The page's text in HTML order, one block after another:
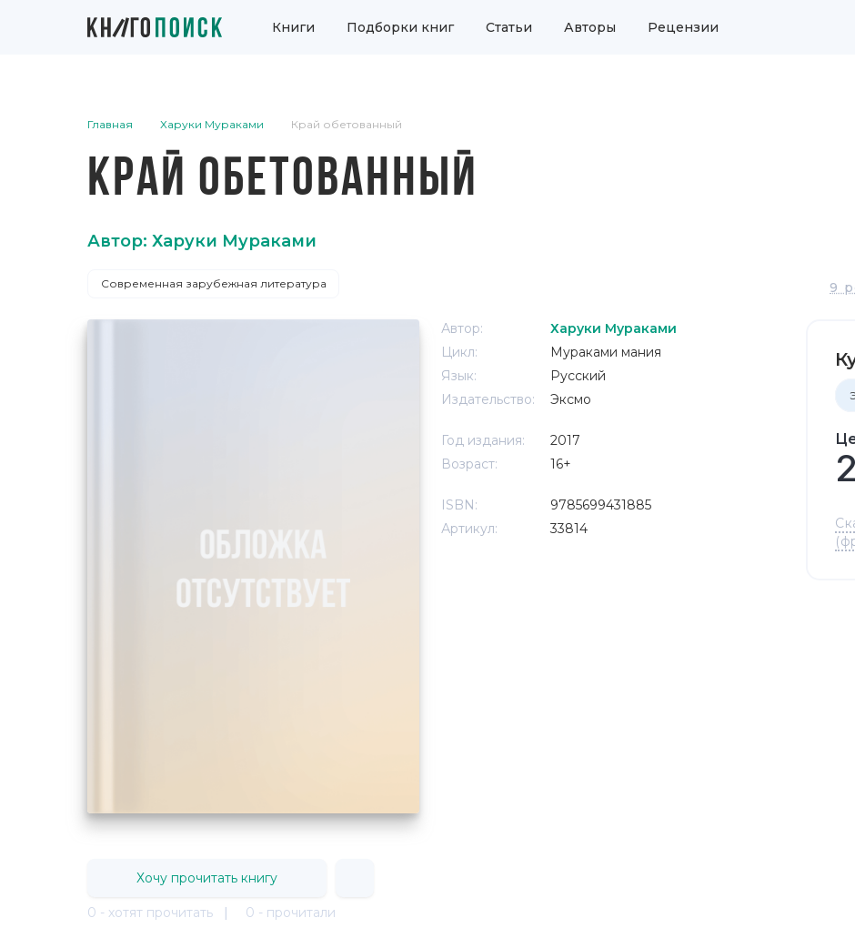
Книги Подборки книг Статьи Авторы Рецензии
Главная Харуки Мураками Край обетованный
КРАЙ ОБЕТОВАННЫЙ
Автор: Харуки Мураками
Современная зарубежная литература 9
Автор:
Харуки Мураками
Цикл:
Мураками мания
Язык:
Русский
Издательство:
Эксмо
Год издания:
2017
Возраст:
16+
ISBN:
9785699431885
Артикул:
33814
Хочу прочитать книгу
0 - хотят прочитать | 0 - прочитали